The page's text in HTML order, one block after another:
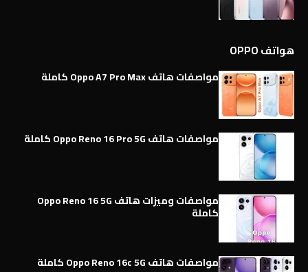
هواتف OPPO
مواصفات هاتف Oppo A7 Pro Max كاملة
مواصفات هاتف Oppo Reno 16 Pro 5G كاملة
مواصفات وميزات هاتف Oppo Reno 16 5G
كاملة
مواصفات هاتف Oppo Reno 16c 5G كاملة